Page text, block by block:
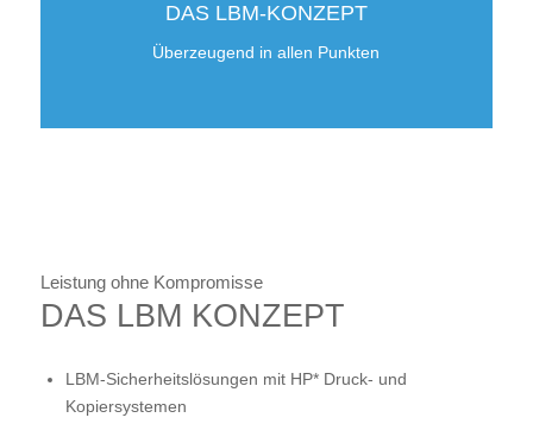
DAS LBM-KONZEPT
Überzeugend in allen Punkten
Leistung ohne Kompromisse
DAS LBM KONZEPT
LBM-Sicherheitslösungen mit HP* Druck- und
Kopiersystemen